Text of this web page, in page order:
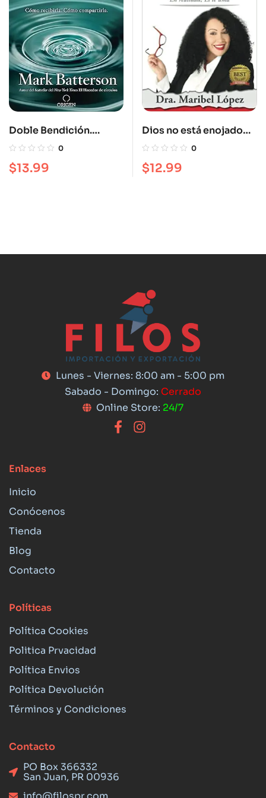
Doble Bendición.
Cómo recibirla. Cómo
0
$13.99
Dios no está enojado
contigo
0
$12.99
Lunes - Viernes: 8:00 am - 5:00 pm
Sabado - Domingo: Cerrado
Online Store: 24/7
Enlaces
Inicio
Conócenos
Tienda
Blog
Contacto
Políticas
Política Cookies
Politica Prvacidad
Política Envios
Política Devolución
Términos y Condiciones
Contacto
PO Box 366332
San Juan, PR 00936